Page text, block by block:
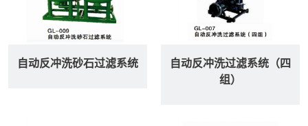
自动反冲洗砂石过滤系统
自动反冲洗过滤系统（四
组）